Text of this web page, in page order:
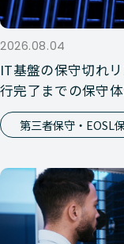
2026.08.04
IT基盤の保守切れ
行完了までの保守
第三者保守・EOSL